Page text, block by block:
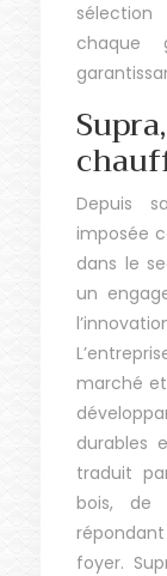
chaque
Depuis
imposée
dans le
un
marché
durables
traduit
bois, de
foyer.